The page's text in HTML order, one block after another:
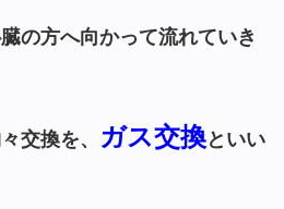
の方へ向かって流れていき
交換を、 ガス交換といい